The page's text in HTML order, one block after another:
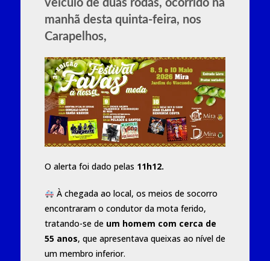
veículo de duas rodas, ocorrido na
manhã desta quinta-feira, nos
Carapelhos,
O alerta foi dado pelas 11h12.
À chegada ao local, os meios de socorro
encontraram o condutor da mota ferido,
tratando-se de um homem com cerca de
55 anos, que apresentava queixas ao nível de
um membro inferior.